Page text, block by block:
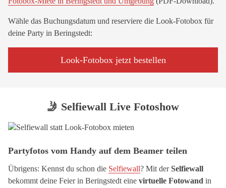
Wähle das Buchungsdatum und reserviere die Look-Fotobox für
deine Party in Beringstedt:
Look-Fotobox jetzt bestellen
🤳 Selfiewall Live Fotoshow
Partyfotos vom Handy auf dem Beamer teilen
Übrigens: Kennst du schon die Selfiewall? Mit derSelfiewall
bekommt deine Feier in Beringstedt eine virtuelle Fotowand in